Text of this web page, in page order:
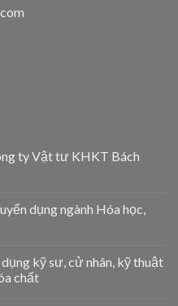
ty Vật tư KHKT Bách
dụng ngành Hóa học,
kỹ sư, cử nhân, kỹ thuật
chất